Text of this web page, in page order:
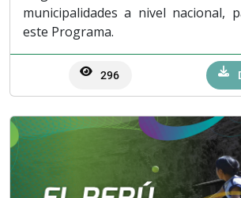
municipalidades a nivel nacional,
este Programa.
296